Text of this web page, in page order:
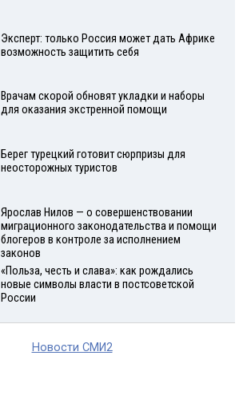
Эксперт: только Россия может дать Африке
возможность защитить себя
Врачам скорой обновят укладки и наборы
для оказания экстренной помощи
Берег турецкий готовит сюрпризы для
неосторожных туристов
Ярослав Нилов — о совершенствовании
миграционного законодательства и помощи
блогеров в контроле за исполнением
законов
«Польза, честь и слава»: как рождались
новые символы власти в постсоветской
России
Новости СМИ2